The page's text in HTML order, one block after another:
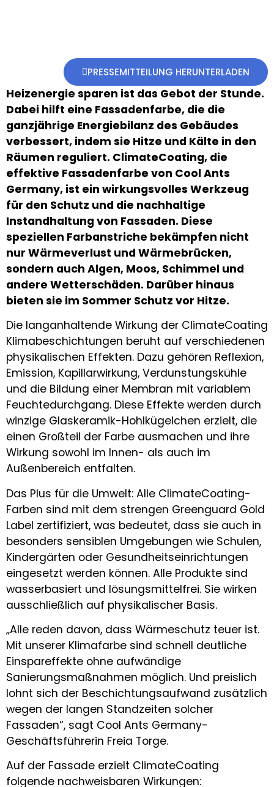
PRESSEMITTEILUNG HERUNTERLADEN
Heizenergie sparen ist das Gebot der Stunde.
Dabei hilft eine Fassadenfarbe, die die
ganzjährige Energiebilanz des Gebäudes
verbessert, indem sie Hitze und Kälte in den
Räumen reguliert. ClimateCoating, die
effektive Fassadenfarbe von Cool Ants
Germany, ist ein wirkungsvolles Werkzeug
für den Schutz und die nachhaltige
Instandhaltung von Fassaden. Diese
speziellen Farbanstriche bekämpfen nicht
nur Wärmeverlust und Wärmebrücken,
sondern auch Algen, Moos, Schimmel und
andere Wetterschäden. Darüber hinaus
bieten sie im Sommer Schutz vor Hitze.
Die langanhaltende Wirkung der ClimateCoating
Klimabeschichtungen beruht auf verschiedenen
physikalischen Effekten. Dazu gehören Reflexion,
Emission, Kapillarwirkung, Verdunstungskühle
und die Bildung einer Membran mit variablem
Feuchtedurchgang. Diese Effekte werden durch
winzige Glaskeramik-Hohlkügelchen erzielt, die
einen Großteil der Farbe ausmachen und ihre
Wirkung sowohl im Innen- als auch im
Außenbereich entfalten.
Das Plus für die Umwelt: Alle ClimateCoating-
Farben sind mit dem strengen Greenguard Gold
Label zertifiziert, was bedeutet, dass sie auch in
besonders sensiblen Umgebungen wie Schulen,
Kindergärten oder Gesundheitseinrichtungen
eingesetzt werden können. Alle Produkte sind
wasserbasiert und lösungsmittelfrei. Sie wirken
ausschließlich auf physikalischer Basis.
„Alle reden davon, dass Wärmeschutz teuer ist.
Mit unserer Klimafarbe sind schnell deutliche
Einspareffekte ohne aufwändige
Sanierungsmaßnahmen möglich. Und preislich
lohnt sich der Beschichtungsaufwand zusätzlich
wegen der langen Standzeiten solcher
Fassaden“, sagt Cool Ants Germany-
Geschäftsführerin Freia Torge.
Auf der Fassade erzielt ClimateCoating
folgende nachweisbaren Wirkungen: